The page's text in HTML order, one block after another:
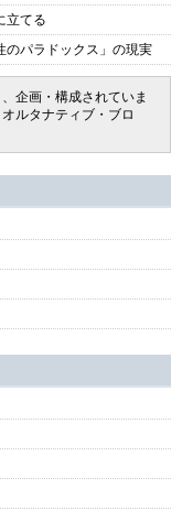
立てる
のパラドックス」の現実
企画・構成されていま
ルタナティブ・ブロ